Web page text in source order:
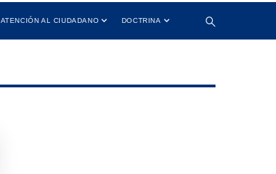
ATENCIÓN AL CIUDADANO DOCTRINA